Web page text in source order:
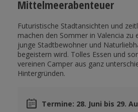
Mittelmeerabenteuer
Futuristische Stadtansichten und
machen den Sommer in Valencia zu
junge Stadtbewohner und
begeistern wird. Tolles Essen und
vereinen Camper aus ganz
Hintergründen.
Termine: 28. Juni bis 29.